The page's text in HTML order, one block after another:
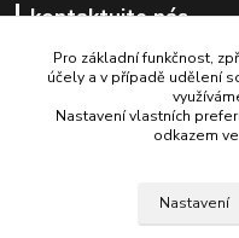
kontaktujte nás
+420 725 347 646
Pro základní funkčnost,
účely a v případě udělení
Nastavení vlastních
odkazem
Nastavení